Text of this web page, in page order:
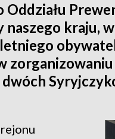
naszego kraju,